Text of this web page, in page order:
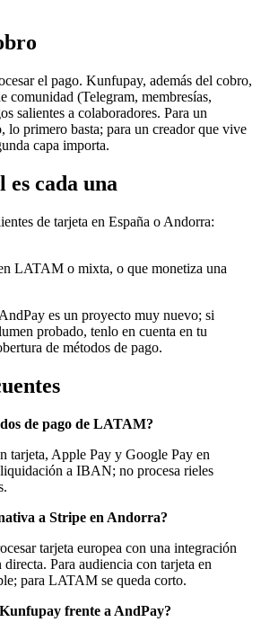
el pago. Kunfupay, además del cobro,
comunidad (Telegram, membresías,
salientes a colaboradores. Para un
lo primero basta; para un creador que vive
capa importa.
cada una
de tarjeta en España o Andorra:
LATAM o mixta, o que monetiza una
es un proyecto muy nuevo; si
probado, tenlo en cuenta en tu
de métodos de pago.
de pago de LATAM?
tarjeta, Apple Pay y Google Pay en
a IBAN; no procesa rieles
a Stripe en Andorra?
tarjeta europea con una integración
Para audiencia con tarjeta en
para LATAM se queda corto.
frente a AndPay?